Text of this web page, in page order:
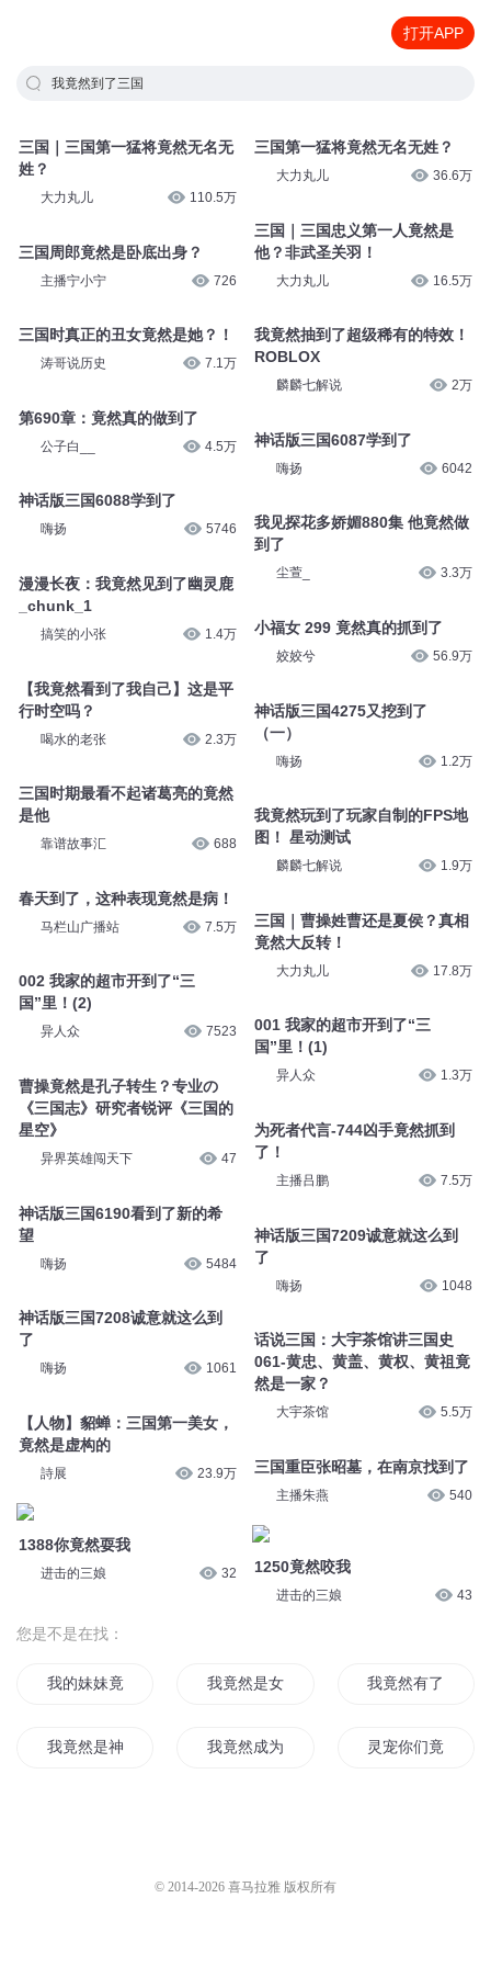
打开APP
我竟然到了三国
三国｜三国第一猛将竟然无名无
姓？
大力丸儿 110.5万
三国周郎竟然是卧底出身？
主播宁小宁 726
三国时真正的丑女竟然是她？！
涛哥说历史 7.1万
第690章：竟然真的做到了
公子白__ 4.5万
神话版三国6088学到了
嗨扬 5746
漫漫长夜：我竟然见到了幽灵鹿
_chunk_1
搞笑的小张 1.4万
【我竟然看到了我自己】这是平
行时空吗？
喝水的老张 2.3万
三国时期最看不起诸葛亮的竟然
是他
靠谱故事汇 688
春天到了，这种表现竟然是病！
马栏山广播站 7.5万
002 我家的超市开到了“三
国”里！(2)
异人众 7523
曹操竟然是孔子转生？专业の
《三国志》研究者锐评《三国的
星空》
异界英雄闯天下 47
神话版三国6190看到了新的希
望
嗨扬 5484
神话版三国7208诚意就这么到
了
嗨扬 1061
【人物】貂蝉：三国第一美女，
竟然是虚构的
詩展 23.9万
1388你竟然耍我
进击的三娘 32
三国第一猛将竟然无名无姓？
大力丸儿 36.6万
三国｜三国忠义第一人竟然是
他？非武圣关羽！
大力丸儿 16.5万
我竟然抽到了超级稀有的特效！
ROBLOX
麟麟七解说 2万
神话版三国6087学到了
嗨扬 6042
我见探花多娇媚880集 他竟然做
到了
尘萱_ 3.3万
小福女 299 竟然真的抓到了
姣姣兮 56.9万
神话版三国4275又挖到了
（一）
嗨扬 1.2万
我竟然玩到了玩家自制的FPS地
图！ 星动测试
麟麟七解说 1.9万
三国｜曹操姓曹还是夏侯？真相
竟然大反转！
大力丸儿 17.8万
001 我家的超市开到了“三
国”里！(1)
异人众 1.3万
为死者代言-744凶手竟然抓到
了！
主播吕鹏 7.5万
神话版三国7209诚意就这么到
了
嗨扬 1048
话说三国：大宇茶馆讲三国史
061-黄忠、黄盖、黄权、黄祖竟
然是一家？
大宇茶馆 5.5万
三国重臣张昭墓，在南京找到了
主播朱燕 540
1250竟然咬我
进击的三娘 43
您是不是在找：
我的妹妹竟然是魔王 我竟然是女配 我竟然有了超能力
我竟然是神界之主 我竟然成为了皇帝 灵宠你们竟然是
© 2014-2026 喜马拉雅 版权所有